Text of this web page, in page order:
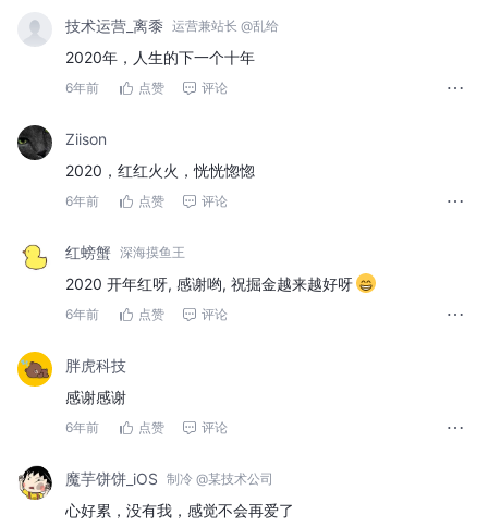
技术运营_离黍 运营兼站长 @乱给
2020年，人生的下一个十年
6年前 点赞 评论
Ziison
2020，红红火火，恍恍惚惚
6年前 点赞 评论
红螃蟹 深海摸鱼王
2020 开年红呀, 感谢哟, 祝掘金越来越好呀
6年前 点赞 评论
胖虎科技
感谢感谢
6年前 点赞 评论
魔芋饼饼_iOS 制冷 @某技术公司
心好累，没有我，感觉不会再爱了